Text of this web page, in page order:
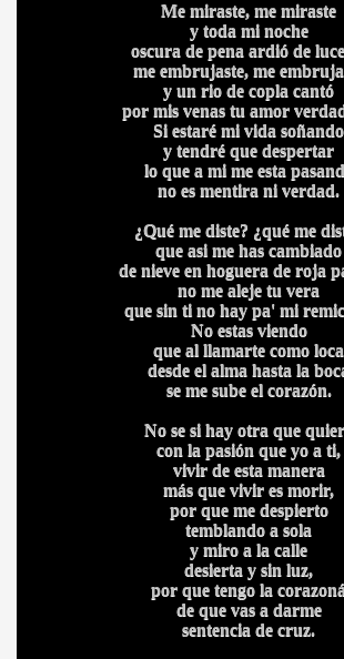
Me miraste, me miraste
y toda mi noche
oscura de pena ardió de
me embrujaste, me
y un rio de copla cantó
por mis venas tu amor
Si estaré mi vida soñando
y tendré que despertar
lo que a mi me esta
no es mentira ni verdad.
¿Qué me diste? ¿qué me
que asi me has cambiado
de nieve en hoguera de roja
no me aleje tu vera
que sin ti no hay pa' mi
No estas viendo
que al llamarte como loca
desde el alma hasta la
se me sube el corazón.
No se si hay otra que
con la pasión que yo a ti,
vivir de esta manera
más que vivir es morir,
por que me despierto
temblando a sola
y miro a la calle
desierta y sin luz,
por que tengo la corazoná
de que vas a darme
sentencia de cruz.